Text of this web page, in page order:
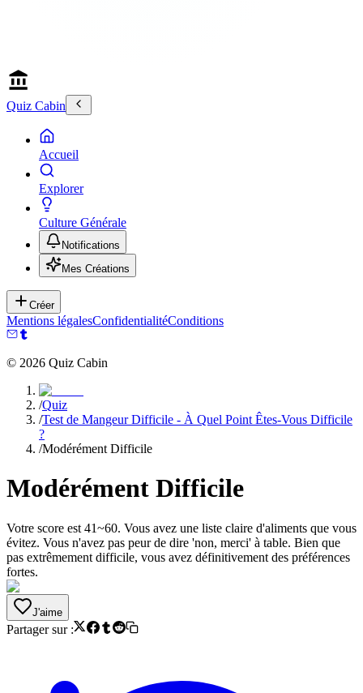
Quiz Cabin
Accueil
Explorer
Culture Générale
Notifications
Mes Créations
Créer
Mentions légalesConfidentialitéConditions
© 2026 Quiz Cabin
/Quiz
/Test de Mangeur Difficile - À Quel Point Êtes-Vous Difficile
?
/Modérément Difficile
Modérément Difficile
Votre score est 41~60. Vous avez une liste claire d'aliments que vous
évitez. Vous n'avez pas peur de dire 'non, merci' à table. Bien que
pas extrêmement difficile, vous avez définitivement des préférences
fortes.
J'aime
Partager sur :